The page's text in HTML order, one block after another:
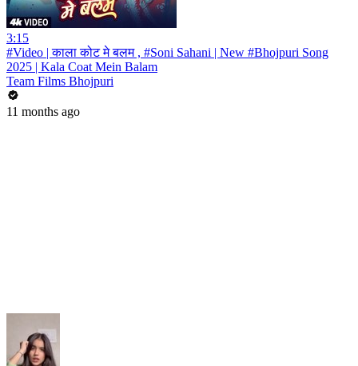
3:15
#Video | काला कोट मे बलम , #Soni Sahani | New #Bhojpuri Song
2025 | Kala Coat Mein Balam
Team Films Bhojpuri
11 months ago